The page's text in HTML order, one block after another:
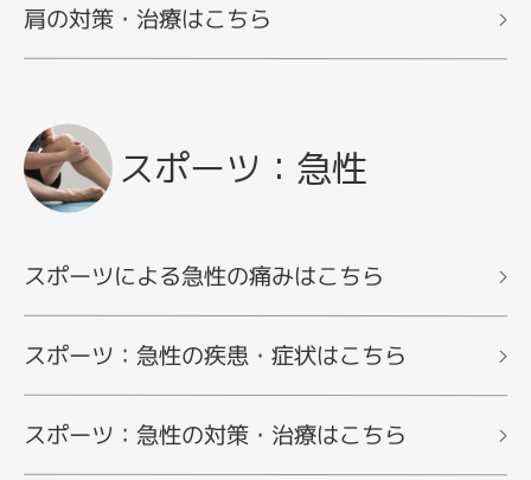
肩の対策・治療はこちら
スポーツ：急性
スポーツによる急性の痛みはこちら
スポーツ：急性の疾患・症状はこちら
スポーツ：急性の対策・治療はこちら